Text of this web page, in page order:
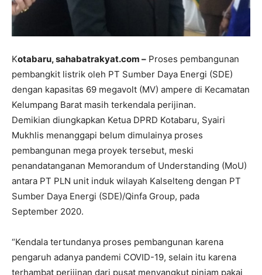
Kotabaru, sahabatrakyat.com – Proses pembangunan
pembangkit listrik oleh PT Sumber Daya Energi (SDE)
dengan kapasitas 69 megavolt (MV) ampere di Kecamatan
Kelumpang Barat masih terkendala perijinan.
Demikian diungkapkan Ketua DPRD Kotabaru, Syairi
Mukhlis menanggapi belum dimulainya proses
pembangunan mega proyek tersebut, meski
penandatanganan Memorandum of Understanding (MoU)
antara PT PLN unit induk wilayah Kalselteng dengan PT
Sumber Daya Energi (SDE)/Qinfa Group, pada
September 2020.
“Kendala tertundanya proses pembangunan karena
pengaruh adanya pandemi COVID-19, selain itu karena
terhambat perijinan dari pusat menyangkut pinjam pakai